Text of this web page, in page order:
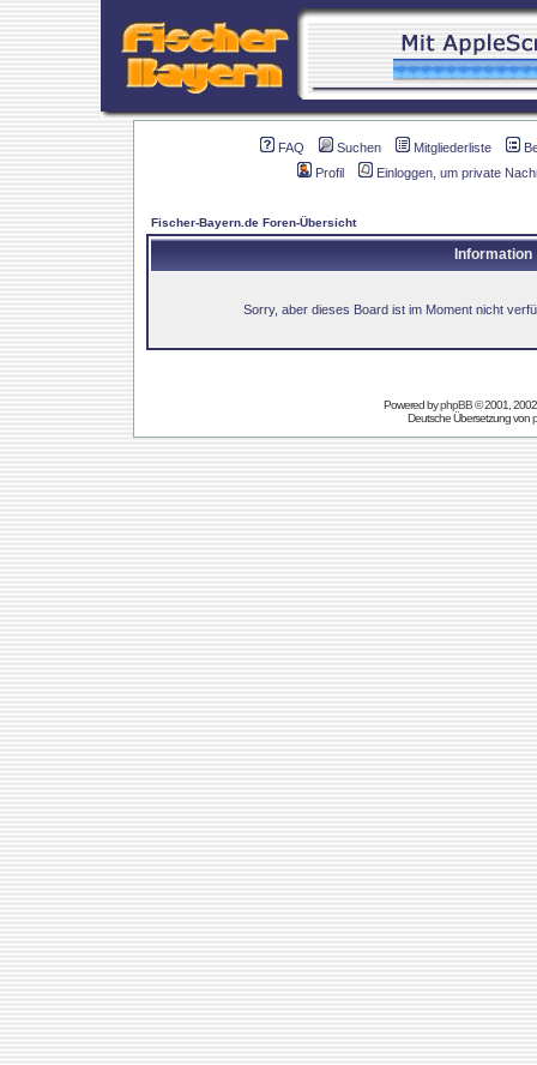
FAQ Suchen Mitgliederliste
Profil
Einloggen, um private
Fischer-Bayern.de Foren-Übersicht
Information
Sorry, aber dieses Board ist im Moment nicht
Powered byphpBB© 2001,
Deutsche Übersetzung von